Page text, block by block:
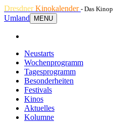
DresdnerKinokalender - Das
Umland
MENU
Neustarts
Wochenprogramm
Tagesprogramm
Besonderheiten
Festivals
Kinos
Aktuelles
Kolumne